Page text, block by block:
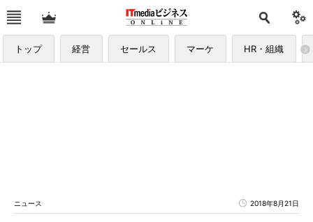
トップ 経営 セールス マーケ HR・組織
ニュース 2018年8月21日